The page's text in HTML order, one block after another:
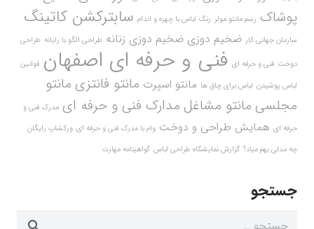
پوشاک رسم مانتو مولر رنگ لباس با چهره و اندام سابترکشن کاتینگ
سازمان جهانی کار ضخیم دوزی ضخیم دوزی زنانه طراحی الگو با رایانه طراحی
دوخت فنی و حرفه ای فنی و حرفه ای اصفهان قوانین
لباس پوشیدن لباس برای چاق ها مانتو اسپرت مانتو فانتزی مانتو
مجلسی مانتو مشاغل مدارک فنی و حرفه ای مدرک فنی و
حرفه ای همایش طراحی و دوخت وام با مدرک فنی و حرفه ای ورکشاپ رایگان
چه مدلی بهم میاد؟ گزارش نمایشگاه طراحی لباس گواهینامه مهارت
جستجو
جستجو